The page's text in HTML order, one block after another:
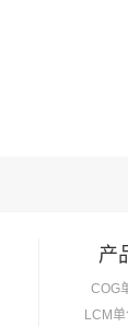
产
COG
LCM